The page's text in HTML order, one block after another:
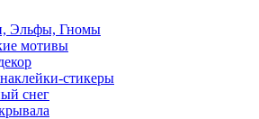
Эльфы, Гномы
мотивы
стикеры
снег